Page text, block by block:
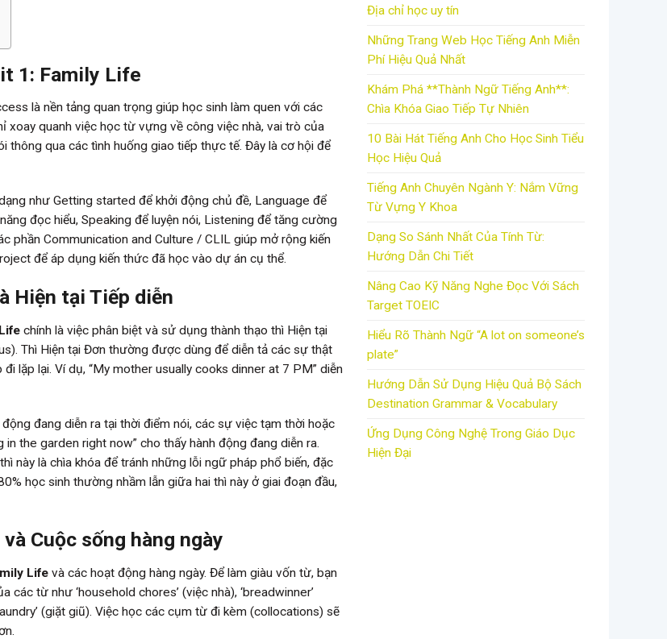
1: Family Life
là nền tảng quan trọng giúp học sinh làm quen với các
xoay quanh việc học từ vựng về công việc nhà, vai trò của
thông qua các tình huống giao tiếp thực tế. Đây là cơ hội để
như Getting started để khởi động chủ đề, Language để
đọc hiểu, Speaking để luyện nói, Listening để tăng cường
phần Communication and Culture / CLIL giúp mở rộng kiến
để áp dụng kiến thức đã học vào dự án cụ thể.
Hiện tại Tiếp diễn
chính là việc phân biệt và sử dụng thành thạo thì Hiện tại
Thì Hiện tại Đơn thường được dùng để diễn tả các sự thật
lặp lại. Ví dụ, “My mother usually cooks dinner at 7 PM” diễn
đang diễn ra tại thời điểm nói, các sự việc tạm thời hoặc
the garden right now” cho thấy hành động đang diễn ra.
này là chìa khóa để tránh những lỗi ngữ pháp phổ biến, đặc
học sinh thường nhầm lẫn giữa hai thì này ở giai đoạn đầu,
Cuộc sống hàng ngày
Life và các hoạt động hàng ngày. Để làm giàu vốn từ, bạn
từ như ‘household chores’ (việc nhà), ‘breadwinner’
(giặt giũ). Việc học các cụm từ đi kèm (collocations) sẽ
Địa chỉ học uy tín
Những Trang Web Học Tiếng Anh Miễn
Phí Hiệu Quả Nhất
Khám Phá **Thành Ngữ Tiếng Anh**:
Chìa Khóa Giao Tiếp Tự Nhiên
10 Bài Hát Tiếng Anh Cho Học Sinh Tiểu
Học Hiệu Quả
Tiếng Anh Chuyên Ngành Y: Nắm Vững
Từ Vựng Y Khoa
Dạng So Sánh Nhất Của Tính Từ:
Hướng Dẫn Chi Tiết
Nâng Cao Kỹ Năng Nghe Đọc Với Sách
Target TOEIC
Hiểu Rõ Thành Ngữ “A lot on someone’s
plate”
Hướng Dẫn Sử Dụng Hiệu Quả Bộ Sách
Destination Grammar & Vocabulary
Ứng Dụng Công Nghệ Trong Giáo Dục
Hiện Đại